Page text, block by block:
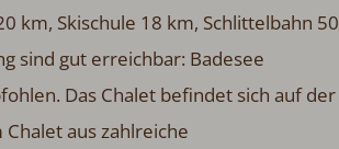
km, Skischule 18 km, Schlittelbahn 50
sind gut erreichbar: Badesee
Das Chalet befindet sich auf der
aus zahlreiche